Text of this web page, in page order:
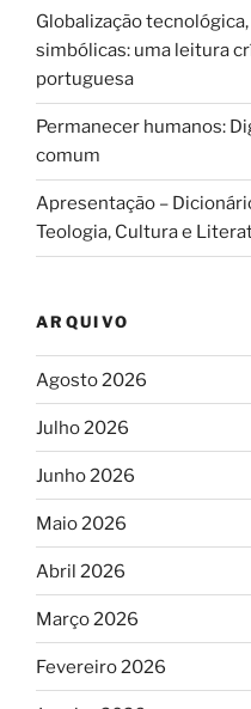
Globalização
simbólicas: uma leitura
portuguesa
Permanecer humanos:
comum
Apresentação –
Teologia, Cultura e
ARQUIVO
Agosto 2026
Julho 2026
Junho 2026
Maio 2026
Abril 2026
Março 2026
Fevereiro 2026